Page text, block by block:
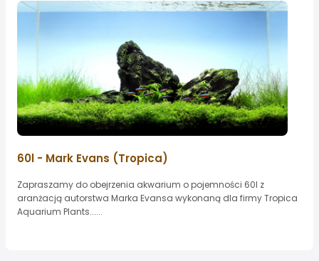
60l - Mark Evans (Tropica)
Zapraszamy do obejrzenia akwarium o pojemności 60l z
aranżacją autorstwa Marka Evansa wykonaną dla firmy Tropica
Aquarium Plants......